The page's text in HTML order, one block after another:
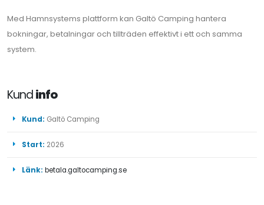
Med Hamnsystems plattform kan Galtö Camping hantera
bokningar, betalningar och tillträden effektivt i ett och samma
system.
Kundinfo
Kund: Galtö Camping
Start: 2026
Länk: betala.galtocamping.se